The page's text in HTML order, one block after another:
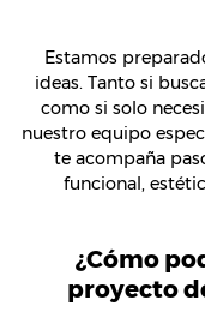
Estamos
ideas. Tanto si
como si solo
nuestro equipo
te acompaña
funcional,
¿Cómo
proyecto